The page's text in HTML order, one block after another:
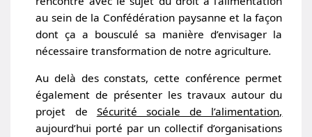
au sein de la Confédération paysanne et la façon
dont ça a bousculé sa manière d’envisager la
nécessaire transformation de notre agriculture.
Au delà des constats, cette conférence permet
également de présenter les travaux autour du
projet de Sécurité sociale de l’alimentation,
aujourd’hui porté par un collectif d’organisations